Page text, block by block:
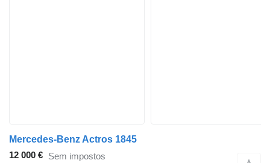
Mercedes-Benz Actros 1845
12 000 € Sem impostos